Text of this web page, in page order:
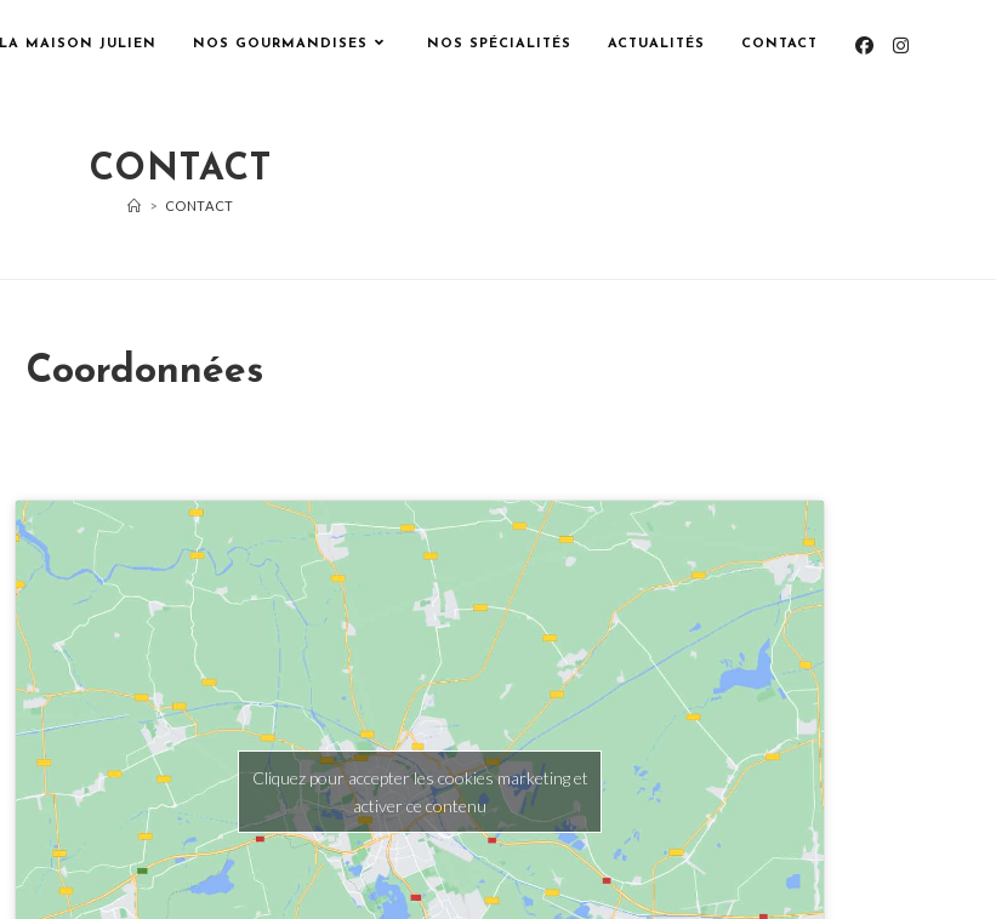
LA MAISON JULIEN NOS GOURMANDISES NOS SPÉCIALITÉS ACTUALITÉS CONTACT
CONTACT
> CONTACT
Coordonnées
Cliquez pour accepter les cookies marketing et
activer ce contenu